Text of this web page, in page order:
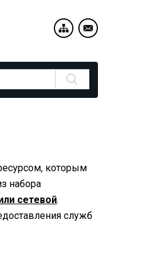
которым
набора
сетевой.
служб